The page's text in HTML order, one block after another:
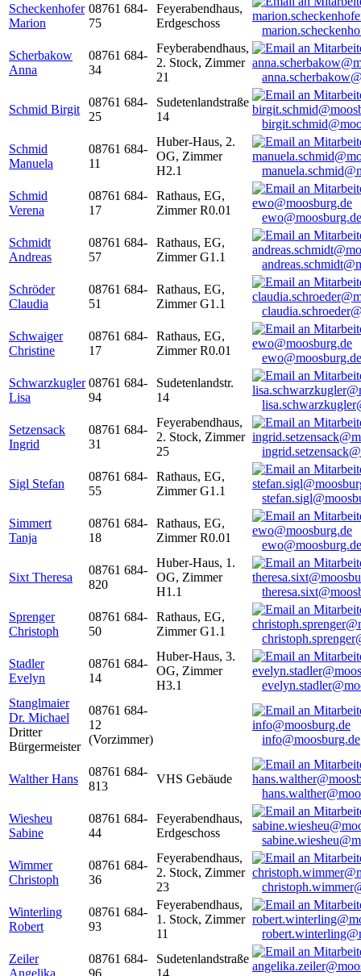
Scheckenhofer
Marion
08761 684-
75
Feyerabendhaus,
Erdgeschoss
Scherbakow
Anna
08761 684-
34
Feyberabendhaus,
2. Stock, Zimmer
21
Schmid Birgit
08761 684-
25
Sudetenlandstraße
14
Schmid
Manuela
08761 684-
11
Huber-Haus, 2.
OG, Zimmer
H2.1
Schmid
Verena
08761 684-
17
Rathaus, EG,
Zimmer R0.01
ewo@moosburg.de
Schmidt
Andreas
08761 684-
57
Rathaus, EG,
Zimmer G1.1
Schröder
Claudia
08761 684-
51
Rathaus, EG,
Zimmer G1.1
Schwaiger
Christine
08761 684-
17
Rathaus, EG,
Zimmer R0.01
ewo@moosburg.de
Schwarzkugler
Lisa
08761 684-
94
Sudetenlandstr.
14
Setzensack
Ingrid
08761 684-
31
Feyerabendhaus,
2. Stock, Zimmer
25
Sigl Stefan
08761 684-
55
Rathaus, EG,
Zimmer G1.1
Simmert
Tanja
08761 684-
18
Rathaus, EG,
Zimmer R0.01
ewo@moosburg.de
Sixt Theresa
08761 684-
820
Huber-Haus, 1.
OG, Zimmer
H1.1
Sprenger
Christoph
08761 684-
50
Rathaus, EG,
Zimmer G1.1
Stadler
Evelyn
08761 684-
14
Huber-Haus, 3.
OG, Zimmer
H3.1
Stanglmaier
Dr. Michael
Dritter
Bürgermeister
08761 684-
12
(Vorzimmer)
info@moosburg.de
Walther Hans
08761 684-
813
VHS Gebäude
Wiesheu
Sabine
08761 684-
44
Feyerabendhaus,
Erdgeschoss
Wimmer
Christoph
08761 684-
36
Feyerabendhaus,
2. Stock, Zimmer
23
Winterling
Robert
08761 684-
93
Feyerabendhaus,
1. Stock, Zimmer
11
Zeiler
Angelika
08761 684-
96
Sudetenlandstraße
14